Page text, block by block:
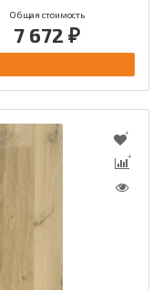
Общая стоимость
7 672 ₽